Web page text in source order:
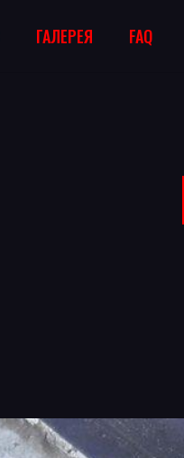
ГАЛЕРЕЯ FAQ